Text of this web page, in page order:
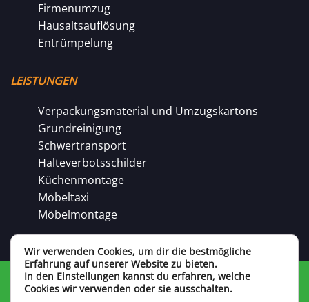
Firmenumzug
Hausaltsauflösung
Entrümpelung
LEISTUNGEN
Verpackungsmaterial und Umzugskartons
Grundreinigung
Schwertransport
Halteverbotsschilder
Küchenmontage
Möbeltaxi
Möbelmontage
© AID 2021 | Designed by: seofly.pl
ImpressumDatenschutz AGB
Wir verwenden Cookies, um dir die bestmögliche
Erfahrung auf unserer Website zu bieten.
In den Einstellungen kannst du erfahren, welche
Cookies wir verwenden oder sie ausschalten.